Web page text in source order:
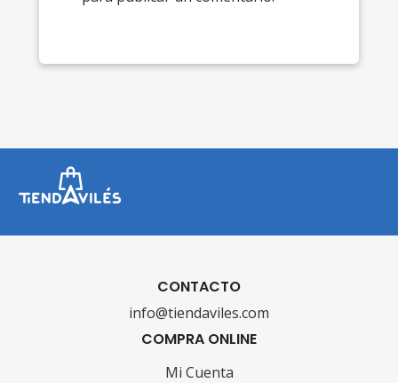
CONTACTO
info@tiendaviles.com
COMPRA ONLINE
Mi Cuenta